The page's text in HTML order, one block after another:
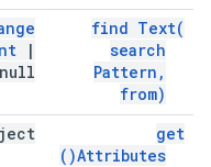
find Text(
search
Pattern ,
from)
|
null
get
Attributes(
)